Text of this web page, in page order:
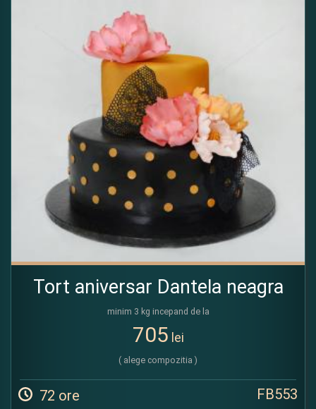
Tort aniversar Dantela neagra
minim 3 kg incepand de la
705 lei
( alege compozitia )
72 ore FB553